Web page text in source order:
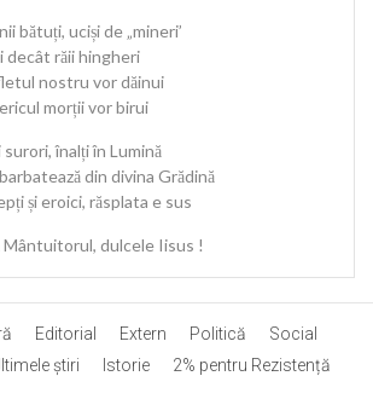
bătuți, uciși de „mineri’
decât răii hingheri
nostru vor dăinui
morții vor birui
surori, înalți în Lumină
din divina Grădină
și eroici, răsplata e sus
Mântuitorul, dulcele Iisus !
Editorial Extern Politică
Social
ştiri Istorie 2% pentru Rezistență